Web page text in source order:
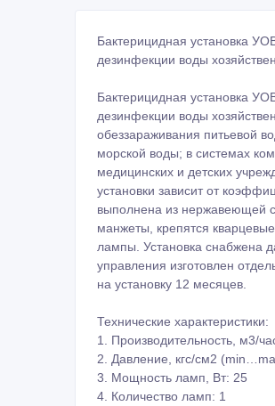
Бактерицидная установка
дезинфекции воды
Бактерицидная установка
дезинфекции воды
обеззараживания питьевой
морской воды; в системах
медицинских и детских
установки зависит от
выполнена из нержавеющей
манжеты, крепятся
лампы. Установка снабжена
управления изготовлен
на установку 12 месяцев.
Технические характеристики:
1. Производительность, м3/
2. Давление, кгс/см2
3. Мощность ламп, Вт: 25
4. Количество ламп: 1